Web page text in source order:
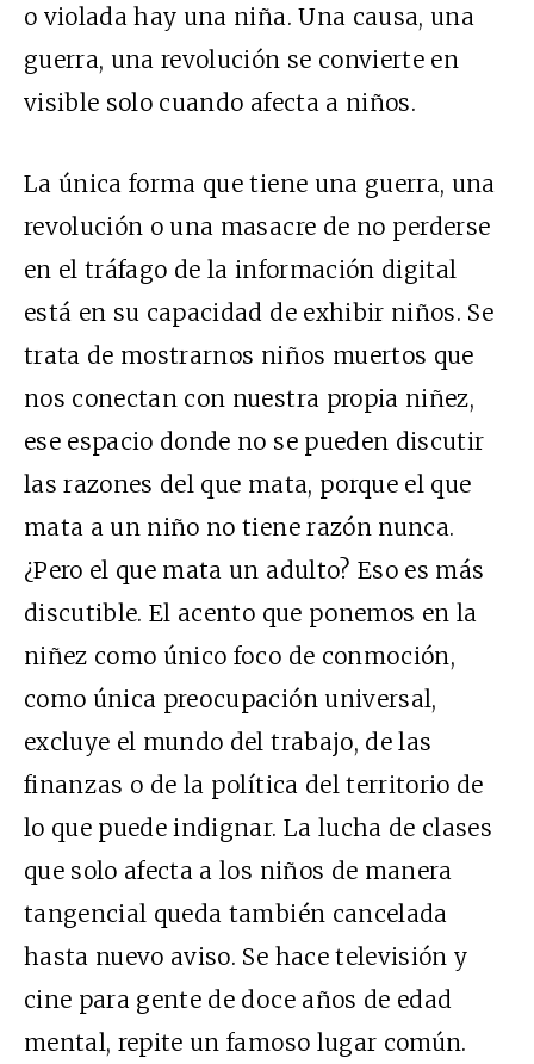
o violada hay una niña. Una causa, una
guerra, una revolución se convierte en
visible solo cuando afecta a niños.
La única forma que tiene una guerra, una
revolución o una masacre de no perderse
en el tráfago de la información digital
está en su capacidad de exhibir niños. Se
trata de mostrarnos niños muertos que
nos conectan con nuestra propia niñez,
ese espacio donde no se pueden discutir
las razones del que mata, porque el que
mata a un niño no tiene razón nunca.
¿Pero el que mata un adulto? Eso es más
discutible. El acento que ponemos en la
niñez como único foco de conmoción,
como única preocupación universal,
excluye el mundo del trabajo, de las
finanzas o de la política del territorio de
lo que puede indignar. La lucha de clases
que solo afecta a los niños de manera
tangencial queda también cancelada
hasta nuevo aviso. Se hace televisión y
cine para gente de doce años de edad
mental, repite un famoso lugar común.